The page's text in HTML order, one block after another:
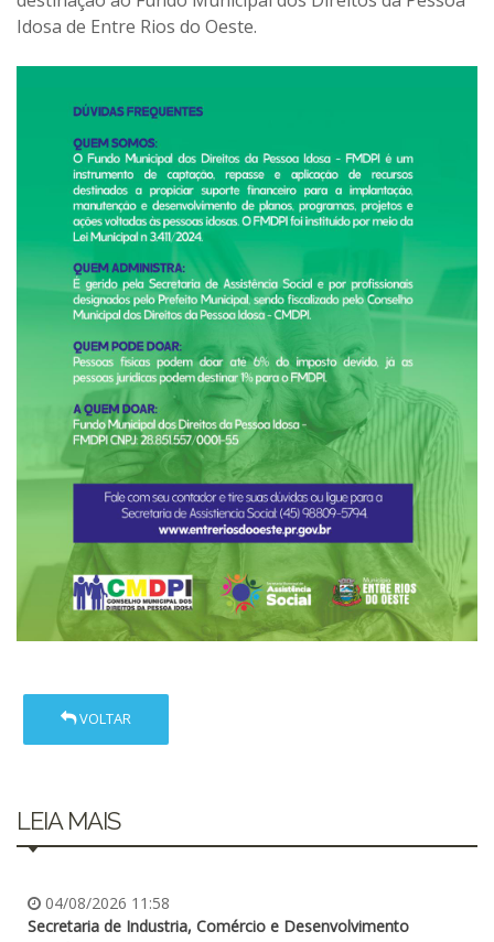
Idosa de Entre Rios do Oeste.
VOLTAR
LEIA MAIS
04/08/2026 11:58
Secretaria de Industria, Comércio e Desenvolvimento